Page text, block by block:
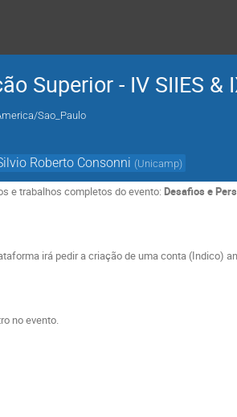
Superior - IV SIIES &
Sao_Paulo
Roberto Consonni (Unicamp)
e trabalhos completos do evento:Desafios e
irá pedir a criação de uma conta (Indico)
no evento.